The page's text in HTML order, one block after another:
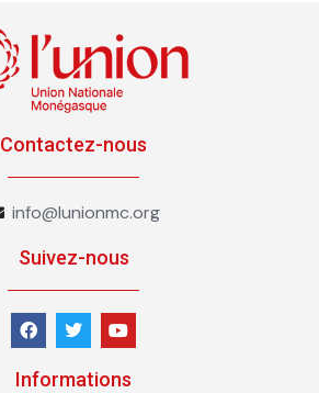
Contactez-nous
info@lunionmc.org
Suivez-nous
Informations